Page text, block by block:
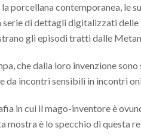
porcellana contemporanea, le
di dettagli digitalizzati
gli episodi tratti dalle
che dalla loro invenzione
da incontri sensibili in incontri
in cui il mago-inventore è
mostra è lo specchio di questa